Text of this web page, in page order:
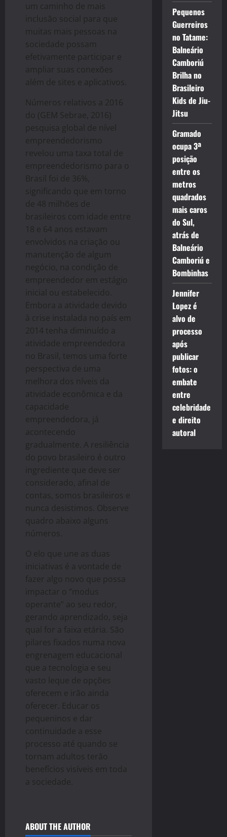
um caminho de mais
inclusão social para que
muitas mais pessoas na
sociedade possam
efetivamente participar e
ampliar suas conexões
além de sites e aplicativos.
Números relativos a 2016
do (GEM Sebrae, 2016)
pesquisa global de nível
empreendedorismo
revelou uma taxa total de
empreendedorismo para o
Brasil foi de 36%,
significando que em torno
de 48 milhões de
brasileiros com idade entre
18 e 64 anos estavam
envolvidos na criação ou
manutenção de algum
negócio, na condição de
empreendedor em estágio
inicial ou estabelecido.
Embora a atividade devido
à crise instalada no país em
2014 tenha diminuído a
atividade empreendedora
no Brasil, temos uma forte
perspectiva de uma
melhora dos níveis da
atividade econômica e da
capacidade
empreendedora, já
acontecendo
gradualmente. A resiliência
do povo brasileiro é outro
ingrediente que deve ser
considerado, afinal de
contas, somos brasileiros e
nunca desistimos. Observe
quadro abaixo alguns
números.
O elo que une as duas
iniciativas é a vontade de
fazer algo novo que possa
impactar o “modus
operante” ao seu redor,
gerando aprendizado, seja
qual for a faixa etária. São
pilares fixados numa nova
engrenagem educacional
que a tecnologia e seu
vasto leque de opções
oferecem e irão ainda
oferecer. Educar os
pequeninos e dar
continuidade a esse
processo até quando se
tornam adultos terão
benefícios visíveis em toda
a sociedade.
ABOUT THE AUTHOR
Pequenos
Guerreiros
no Tatame:
Balneário
Camboriú
Brilha no
Brasileiro
Kids de Jiu-
Jitsu
Gramado
ocupa 3ª
posição
entre os
metros
quadrados
mais caros
do Sul,
atrás de
Balneário
Camboriú e
Bombinhas
Jennifer
Lopez é
alvo de
processo
após
publicar
fotos: o
embate
entre
celebridade
e direito
autoral